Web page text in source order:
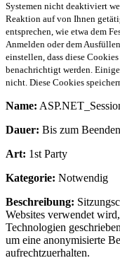
Systemen nicht deaktiviert
Reaktion auf von Ihnen
entsprechen, wie etwa dem
Anmelden oder dem
einstellen, dass diese
benachrichtigt werden.
nicht. Diese Cookies
Name:
Dauer: Bis zum
Art: 1st Party
Kategorie: Notwendig
Beschreibung:
Websites verwendet
Technologien
um eine anonymisierte
aufrechtzuerhalten.